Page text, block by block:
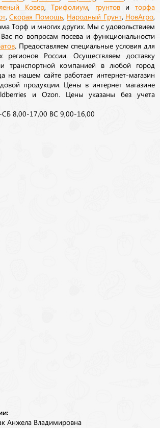
Ковер,Трифолиум грунтовиторфа
, Скорая Помощь Народный Грунт, НовАгро
Торф и многих других. Мы с удовольствием
Вас по вопросам посева и функциональности
. Предоставляем специальные условия для
регионов России. Осуществляем доставку
транспортной компанией в любой город
на нашем сайте работает интернет-магазин
продукции. Цены в интернет магазине
и Ozon. Цены указаны без учета
8,00-17,00 ВС 9,00-16,00
Анжела Владимировна